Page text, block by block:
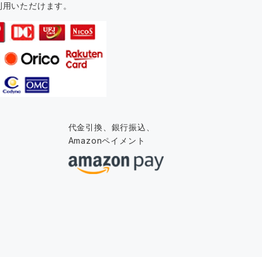
いただけます。
代金引換、銀行振込、
Amazonペイメント